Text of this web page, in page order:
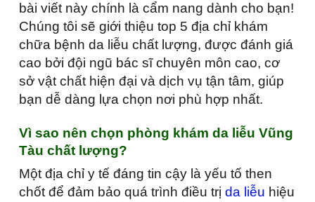
bài viết này chính là cẩm nang dành cho bạn!
Chúng tôi sẽ giới thiệu top 5 địa chỉ khám
chữa bệnh da liễu chất lượng, được đánh giá
cao bởi đội ngũ bác sĩ chuyên môn cao, cơ
sở vật chất hiện đại và dịch vụ tận tâm, giúp
bạn dễ dàng lựa chọn nơi phù hợp nhất.
Vì sao nên chọn phòng khám da liễu Vũng
Tàu chất lượng?
Một địa chỉ y tế đáng tin cậy là yếu tố then
chốt để đảm bảo quá trình điều trị da liễu hiệu